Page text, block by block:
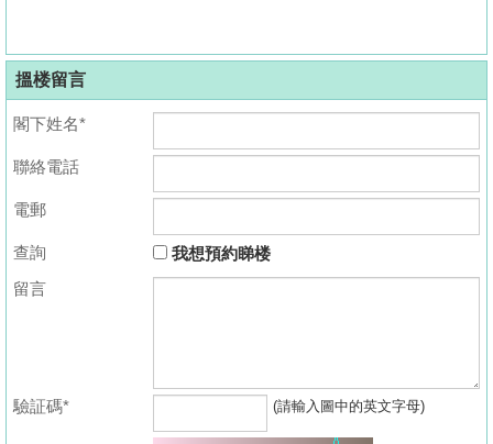
搵楼留言
閣下姓名*
聯絡電話
電郵
查詢
我想預約睇楼
留言
驗証碼* (請輸入圖中的英文字母)